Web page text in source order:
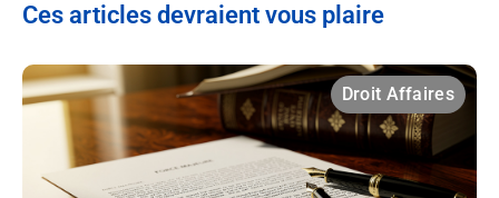
Ces articles devraient vous plaire
Droit Affaires